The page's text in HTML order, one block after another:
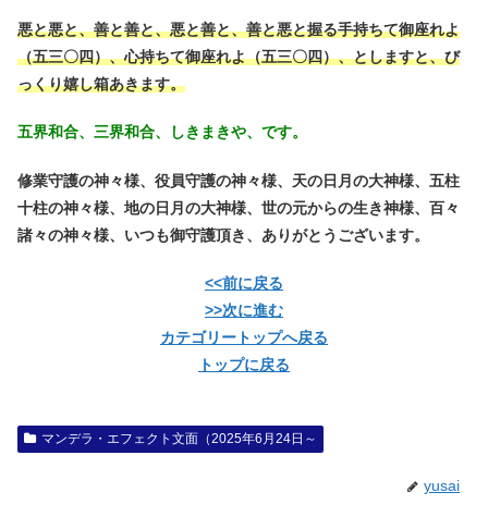
悪と悪と、善と善と、悪と善と、善と悪と握る手持ちて御座れよ
（五三〇四）、心持ちて御座れよ（五三〇四）、としますと、び
っくり嬉し箱あきます。
五界和合、三界和合、しきまきや、です。
修業守護の神々様、役員守護の神々様、天の日月の大神様、五柱
十柱の神々様、地の日月の大神様、世の元からの生き神様、百々
諸々の神々様、いつも御守護頂き、ありがとうございます。
<<前に戻る
>>次に進む
カテゴリートップへ戻る
トップに戻る
マンデラ・エフェクト文面（2025年6月24日～
yusai